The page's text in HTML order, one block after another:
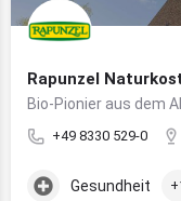
Rapunzel
+49 8330 529-0
Gesundheit